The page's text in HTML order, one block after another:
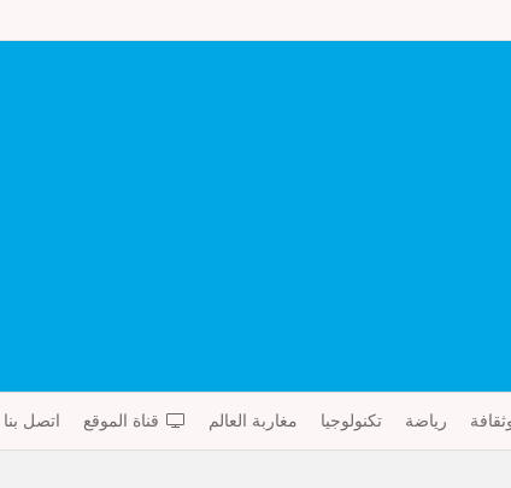
رياضة تكنولوجيا مغاربة العالم قناة الموقع اتصل بنا